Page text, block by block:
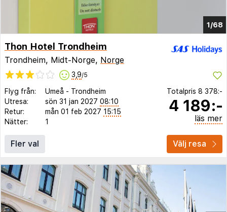
1/68
Thon Hotel Trondheim
Trondheim, Midt-Norge, Norge
3,9/5
Flyg från: Umeå - Trondheim
Utresa:
sön 31 jan 2027 08:10
Retur:
mån 01 feb 2027 15:15
Nätter:
1
Totalpris 8 378:-
4 189:-
läs mer
Fler val Välj resa